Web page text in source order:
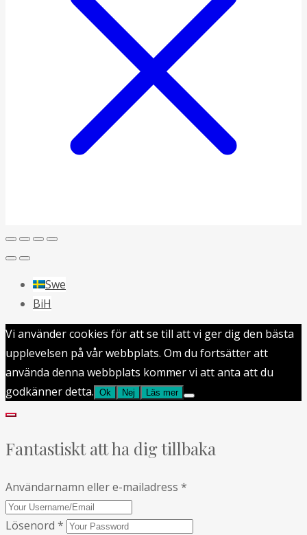
Swe
BiH
Vi använder cookies för att se till att vi ger dig den bästa
upplevelsen på vår webbplats. Om du fortsätter att
använda denna webbplats kommer vi att anta att du
godkänner detta. Ok Nej Läs mer
Fantastiskt att ha dig tillbaka
Användarnamn eller e-mailadress *
Lösenord *